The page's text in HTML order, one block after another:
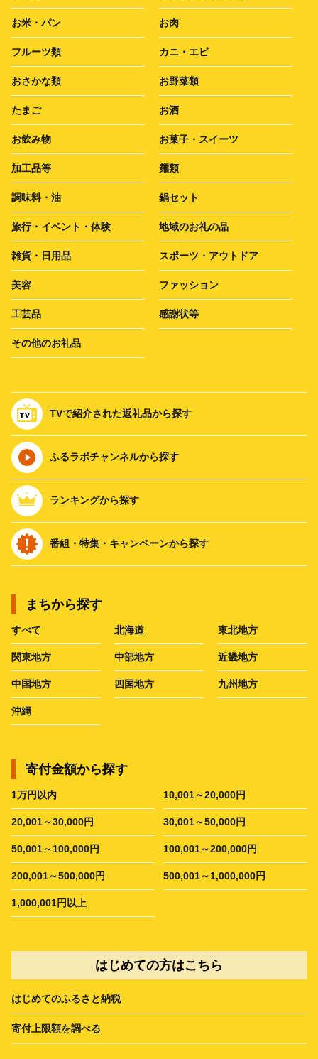
お米・パン お肉
フルーツ類 カニ・エビ
おさかな類 お野菜類
たまご お酒
お飲み物 お菓子・スイーツ
加工品等 麺類
調味料・油 鍋セット
旅行・イベント・体験 地域のお礼の品
雑貨・日用品 スポーツ・アウトドア
美容 ファッション
工芸品 感謝状等
その他のお礼品
TVで紹介された返礼品から探す
ふるラボチャンネルから探す
ランキングから探す
番組・特集・キャンペーンから探す
まちから探す
すべて 北海道 東北地方
関東地方 中部地方 近畿地方
中国地方 四国地方 九州地方
沖縄
寄付金額から探す
1万円以内 10,001～20,000円
20,001～30,000円 30,001～50,000円
50,001～100,000円 100,001～200,000円
200,001～500,000円 500,001～1,000,000円
1,000,001円以上
はじめての方はこちら
はじめてのふるさと納税
寄付上限額を調べる